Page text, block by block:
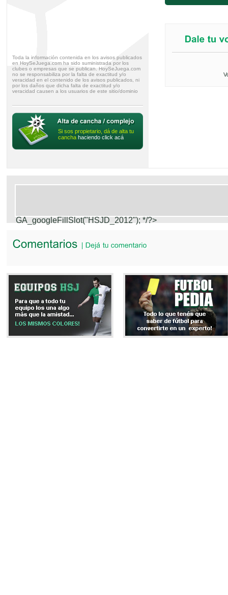
Toda la información contenida en los avisos publicados
en HoySeJuega.com ha sido suministrada por los
clubes o empresas que se publican. HoySeJuega.com
no se responsabiliza por la falta de exactitud y/o
veracidad en el contenido de los avisos publicados, ni
por los daños que dicha falta de exactitud y/o
veracidad causen a los usuarios de este sitio/dominio
Si sos propietario, dá de alta tu
cancha haciendo click acá
GA_googleFillSlot("HSJD_2012"); */?>